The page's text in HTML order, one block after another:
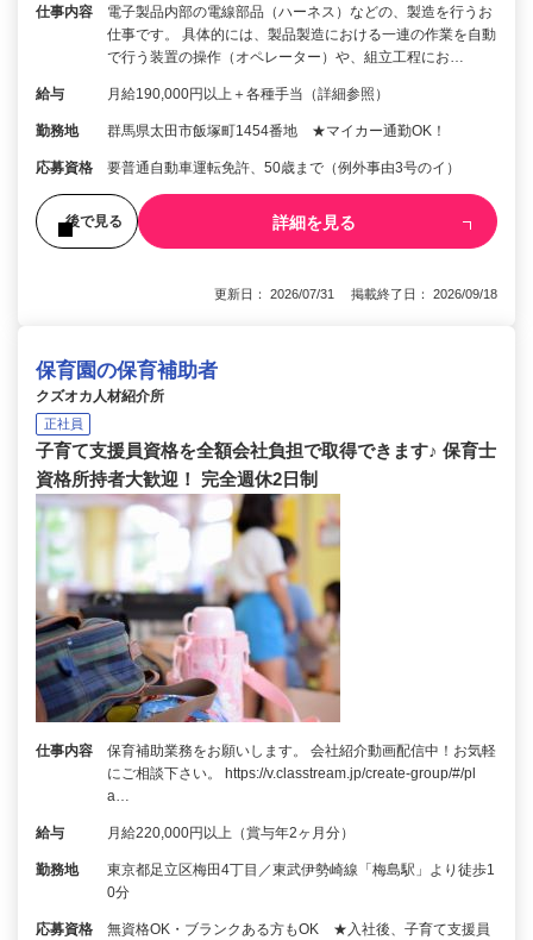
仕事内容
電子製品内部の電線部品（ハーネス）などの、製造を行うお
仕事です。 具体的には、製品製造における一連の作業を自動
で行う装置の操作（オペレーター）や、組立工程にお…
給与 月給190,000円以上＋各種手当（詳細参照）
勤務地 群馬県太田市飯塚町1454番地 ★マイカー通勤OK！
応募資格 要普通自動車運転免許、50歳まで（例外事由3号のイ）
後で見る 詳細を見る
更新日： 2026/07/31 掲載終了日： 2026/09/18
保育園の保育補助者
クズオカ人材紹介所
正社員
子育て支援員資格を全額会社負担で取得できます♪ 保育士
資格所持者大歓迎！ 完全週休2日制
仕事内容
保育補助業務をお願いします。 会社紹介動画配信中！お気軽
にご相談下さい。 https://v.classtream.jp/create-group/#/pl
a…
給与 月給220,000円以上（賞与年2ヶ月分）
勤務地
東京都足立区梅田4丁目／東武伊勢崎線「梅島駅」より徒歩1
0分
応募資格
無資格OK・ブランクある方もOK ★入社後、子育て支援員